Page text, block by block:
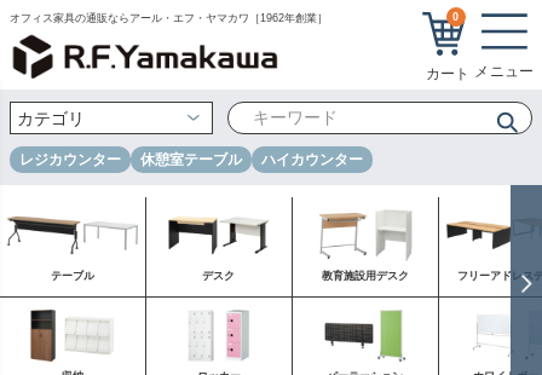
オフィス家具の通販ならアール・エフ・ヤマカワ［1962年創業］ 0
レジカウンター 休憩室テーブル ハイカウンター
テーブル デスク 教育施設用デスク フリーアドレス